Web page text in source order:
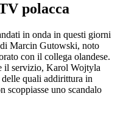
polacca
in onda in questi giorni
Marcin Gutowski, noto
con il collega olandese.
il servizio, Karol Wojtyla
quali addirittura in
scoppiasse uno scandalo